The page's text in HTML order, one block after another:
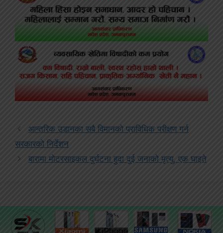
आन्तरिक उडानका सबै विमानको प्राविधिक परीक्षण गर्न
सरकारको निर्देशन
बारामा मोटरसाइकल दुर्घटना हुदा दुई जनाको मृत्यु, एक घाइते